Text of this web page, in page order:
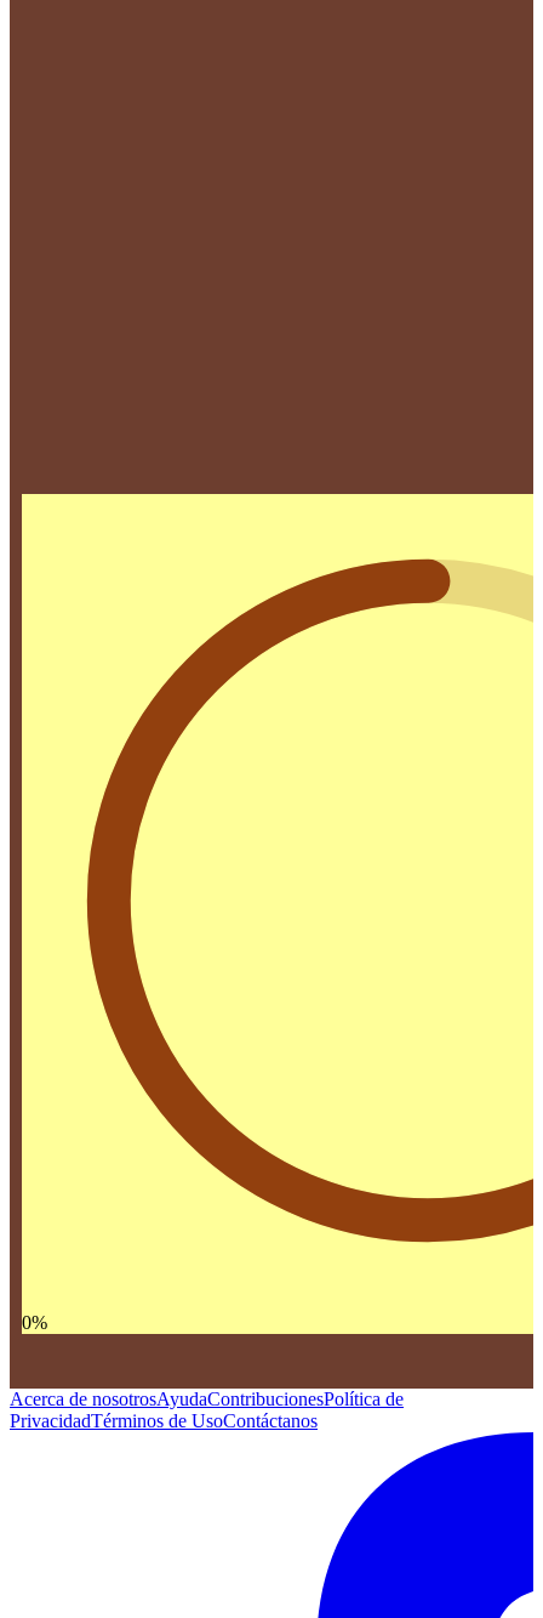
0%
Acerca de nosotrosAyudaContribucionesPolítica de
PrivacidadTérminos de UsoContáctanos